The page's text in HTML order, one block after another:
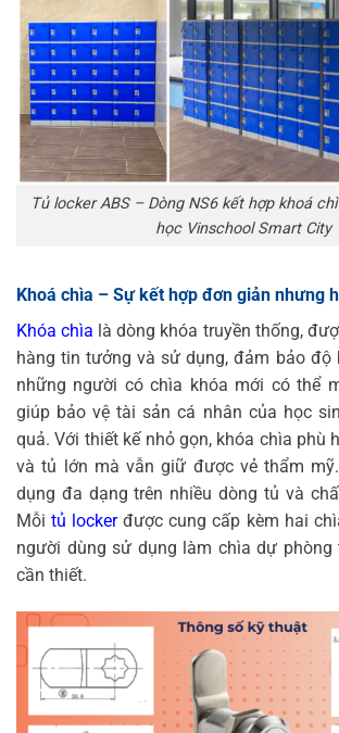
Tủ locker ABS – Dòng NS6 kết hợp khoá
học Vinschool Smart City
Khoá chìa – Sự kết hợp đơn giản nhưng
Khóa chìa là dòng khóa truyền thống,
hàng tin tưởng và sử dụng, đảm bảo độ
những người có chìa khóa mới có thể
giúp bảo vệ tài sản cá nhân của học
quả. Với thiết kế nhỏ gọn, khóa chìa phù
và tủ lớn mà vẫn giữ được vẻ thẩm
dụng đa dạng trên nhiều dòng tủ và
Mỗi tủ lockerđược cung cấp kèm hai
người dùng sử dụng làm chìa dự phòng
cần thiết.